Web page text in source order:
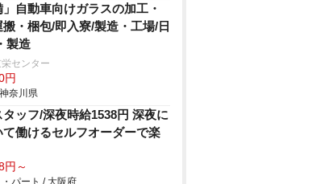
」自動車向けガラスの加工・
・梱包/即入寮/製造・工場/日
製造
センター
円
奈川県
ッフ/深夜時給1538円 深夜に
て働けるセルフオーダーで楽
円～
パート / 大阪府